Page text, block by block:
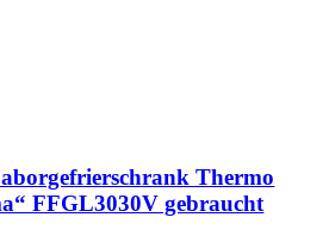
Thermo
FFGL3030V gebraucht